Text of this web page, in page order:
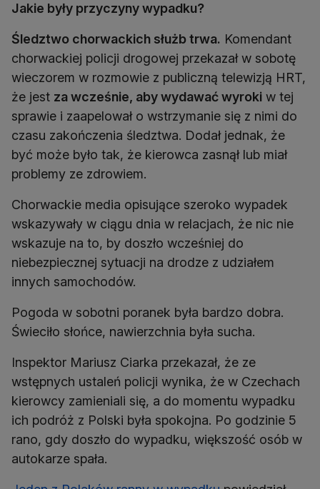
Jakie były przyczyny wypadku?
Śledztwo chorwackich służb trwa. Komendant
chorwackiej policji drogowej przekazał w sobotę
wieczorem w rozmowie z publiczną telewizją HRT,
że jest za wcześnie, aby wydawać wyroki w tej
sprawie i zaapelował o wstrzymanie się z nimi do
czasu zakończenia śledztwa. Dodał jednak, że
być może było tak, że kierowca zasnął lub miał
problemy ze zdrowiem.
Chorwackie media opisujące szeroko wypadek
wskazywały w ciągu dnia w relacjach, że nic nie
wskazuje na to, by doszło wcześniej do
niebezpiecznej sytuacji na drodze z udziałem
innych samochodów.
Pogoda w sobotni poranek była bardzo dobra.
Świeciło słońce, nawierzchnia była sucha.
Inspektor Mariusz Ciarka przekazał, że ze
wstępnych ustaleń policji wynika, że w Czechach
kierowcy zamieniali się, a do momentu wypadku
ich podróż z Polski była spokojna. Po godzinie 5
rano, gdy doszło do wypadku, większość osób w
autokarze spała.